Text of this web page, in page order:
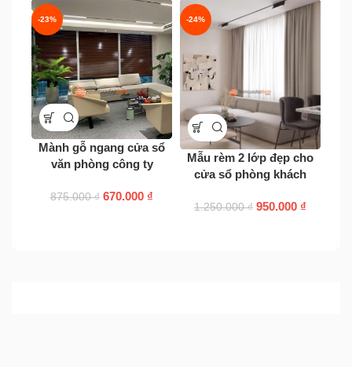
-23%
Mành gỗ ngang cửa sổ
văn phòng công ty
875.000₫ 670.000 ₫
-24%
Mẫu rèm 2 lớp đẹp cho
cửa sổ phòng khách
1.250.000₫ 950.000 ₫